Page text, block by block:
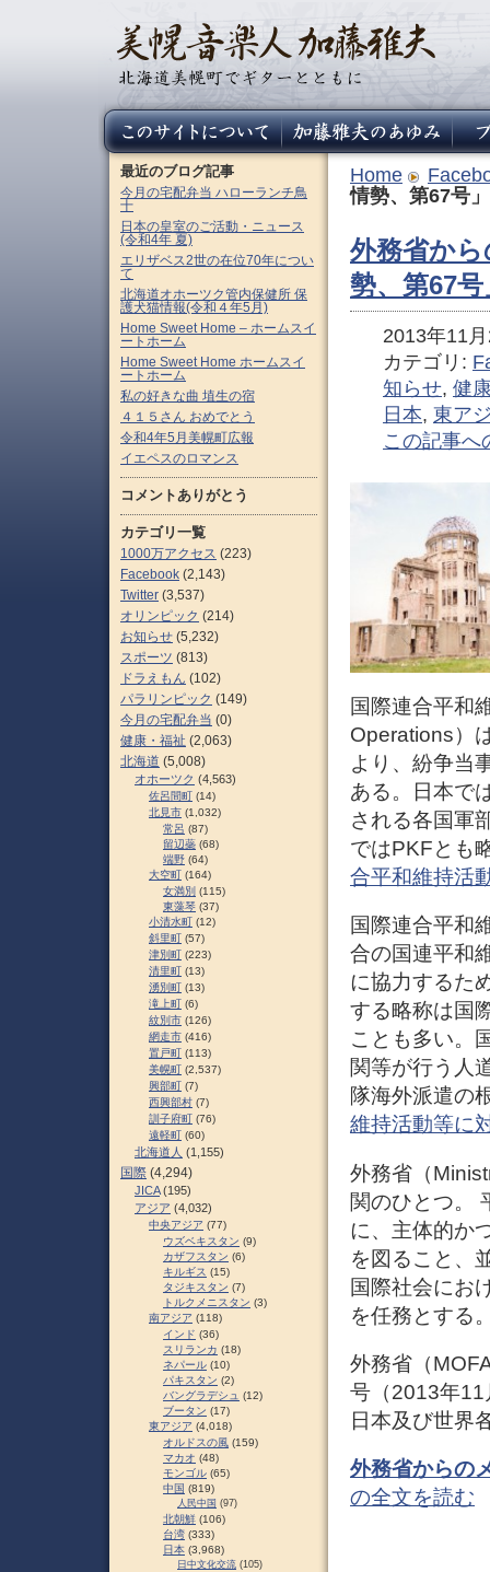
Home
情勢、第67号」
外務省か
勢、第67号
2013年11
カテゴリ:
知らせ, 健
日本, 東ア
この記事へ
国際連合平和
Operations）
より、紛争当
ある。日本で
される各国軍
ではPKFとも
合平和維持活
国際連合平和
合の国連平和
に協力するた
する略称は国
ことも多い。
関等が行う人
隊海外派遣の
維持活動等に
外務省（
関のひとつ。
に、主体的か
を図ること、
国際社会にお
を任務とする
外務省（
号（2013年11
日本及び世界
外務省からの
の全文を読む
最近のブログ記事
今月の宅配弁当 ハローランチ鳥
十
日本の皇室のご活動・ニュース
(令和4年 夏)
エリザベス2世の在位70年につい
て
北海道オホーツク管内保健所 保
護犬猫情報(令和４年5月)
Home Sweet Home – ホームスイ
ートホーム
Home Sweet Home ホームスイ
ートホーム
私の好きな曲 埴生の宿
４１５さん おめでとう
令和4年5月美幌町広報
イエペスのロマンス
コメントありがとう
カテゴリ一覧
1000万アクセス (223)
Facebook (2,143)
Twitter (3,537)
オリンピック (214)
お知らせ (5,232)
スポーツ (813)
ドラえもん (102)
パラリンピック (149)
今月の宅配弁当 (0)
健康・福祉 (2,063)
北海道 (5,008)
オホーツク (4,563)
佐呂間町 (14)
北見市 (1,032)
常呂 (87)
留辺蘂 (68)
端野 (64)
大空町 (164)
女満別 (115)
東藻琴 (37)
小清水町 (12)
斜里町 (57)
津別町 (223)
清里町 (13)
湧別町 (13)
滝上町 (6)
紋別市 (126)
網走市 (416)
置戸町 (113)
美幌町 (2,537)
興部町 (7)
西興部村 (7)
訓子府町 (76)
遠軽町 (60)
北海道人 (1,155)
国際 (4,294)
JICA(195)
アジア (4,032)
中央アジア (77)
ウズベキスタン (9)
カザフスタン (6)
キルギス (15)
タジキスタン (7)
トルクメニスタン (3)
南アジア (118)
インド (36)
スリランカ (18)
ネパール (10)
パキスタン (2)
バングラデシュ (12)
ブータン (17)
東アジア (4,018)
オルドスの風 (159)
マカオ (48)
モンゴル (65)
中国 (819)
人民中国 (97)
北朝鮮 (106)
台湾 (333)
日本 (3,968)
日中文化交流 (105)